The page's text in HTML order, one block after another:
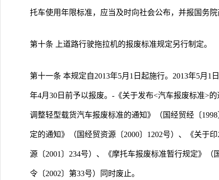
托车使用年限标准，应当及时向社会公布，并报国务
第十条 上道路行驶拖拉机的报废标准规定另行制定。
第十一条 本规定自2013年5月1日起施行。2013年5月1
年4月30日前予以报废。-《关于发布<汽车报废标准>
调整轻型载货汽车报废标准的通知》（国经贸经〔
定的通知》（国经贸资源〔2000〕1202号）、《关于
源〔2001〕234号）、《摩托车报废标准暂行规定》
令〔2002〕第33号）同时废止。